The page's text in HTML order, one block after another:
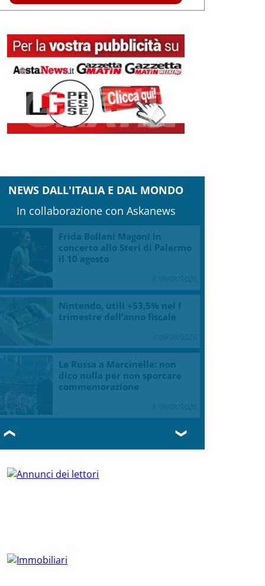
Clicca e scarica la copia
NEWS DALL'ITALIA E DAL MONDO
In collaborazione con Askanews
Nintendo, utili +53,5% nel I